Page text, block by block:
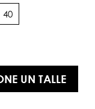
40
UN TALLE